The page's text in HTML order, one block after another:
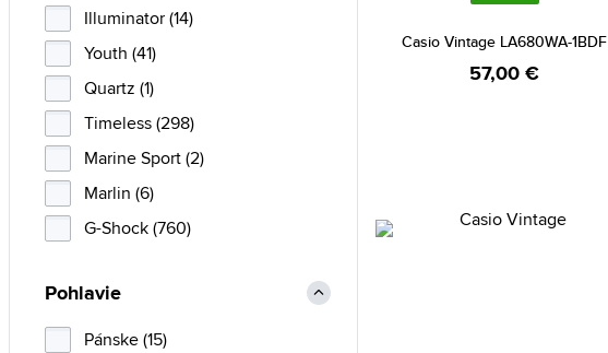
Casio Vintage LA680WA-1BDF
57,00 €
Illuminator (14)
Youth (41)
Quartz (1)
Timeless (298)
Marine Sport (2)
Marlin (6)
G-Shock (760)
Pohlavie
Pánske (15)